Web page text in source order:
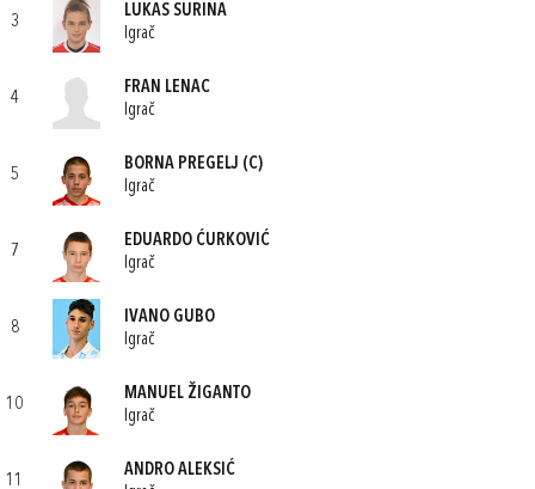
3
LUKAS SURINA
Igrač
4
FRAN LENAC
Igrač
5
BORNA PREGELJ (C)
Igrač
7
EDUARDO ĆURKOVIĆ
Igrač
8
IVANO GUBO
Igrač
10
MANUEL ŽIGANTO
Igrač
11
ANDRO ALEKSIĆ